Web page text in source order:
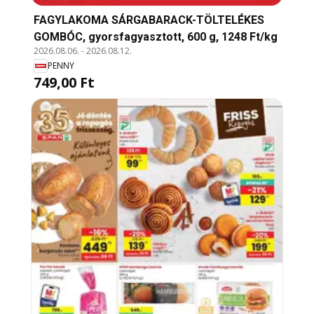
FAGYLAKOMA SÁRGABARACK-TÖLTELÉKES
GOMBÓC, gyorsfagyasztott, 600 g, 1248 Ft/kg
2026.08.06. -2026.08.12.
PENNY
749,00 Ft